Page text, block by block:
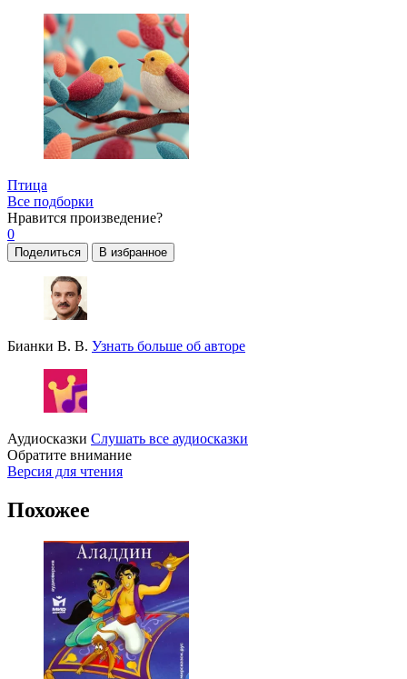
Птица
Все подборки
Нравится произведение?
0
Поделиться В избранное
Бианки В. В. Узнать больше об авторе
Аудиосказки Слушать все аудиосказки
Обратите внимание
Версия для чтения
Похожее